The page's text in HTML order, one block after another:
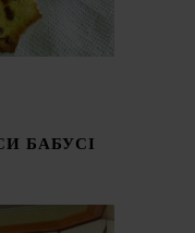
БАБУСІ